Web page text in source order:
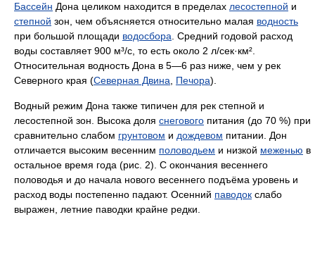
Бассейн Дона целиком находится в пределах лесостепной и
степной зон, чем объясняется относительно малая водность
при большой площади водосбора. Средний годовой расход
воды составляет 900 м³/с, то есть около 2 л/сек·км².
Относительная водность Дона в 5—6 раз ниже, чем у рек
Северного края (Северная Двина, Печора).
Водный режим Дона также типичен для рек степной и
лесостепной зон. Высока доля снегового питания (до 70 %) при
сравнительно слабом грунтовом и дождевом питании. Дон
отличается высоким весенним половодьем и низкой меженью в
остальное время года (рис. 2). С окончания весеннего
половодья и до начала нового весеннего подъёма уровень и
расход воды постепенно падают. Осенний паводок слабо
выражен, летние паводки крайне редки.